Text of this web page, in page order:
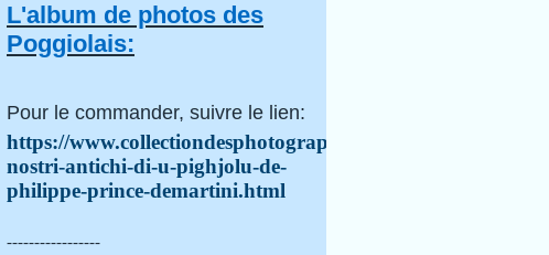
L'album de photos des
Poggiolais:
Pour le commander, suivre le lien:
https://www.collectiondesphotographes.com/i-
nostri-antichi-di-u-pighjolu-de-
philippe-prince-demartini.html
-----------------